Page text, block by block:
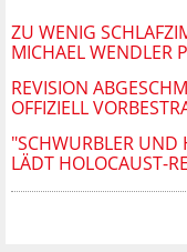
ZU WENIG
MICHAEL WENDLER
REVISION
OFFIZIELL
"SCHWURBLER UND
LÄDT HOLOCAUST-